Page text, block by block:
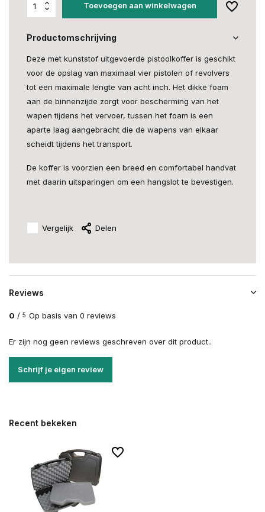
Toevoegen aan winkelwagen
Productomschrijving
Deze met kunststof uitgevoerde pistoolkoffer is geschikt
voor de opslag van maximaal vier pistolen of revolvers
tot een maximale lengte van acht inch. Het dikke foam
aan de binnenzijde zorgt voor bescherming van het
wapen tijdens het vervoer, tussen het foam is een
aparte laag aangebracht die de wapens van elkaar
scheidt tijdens het transport.
De koffer is voorzien een breed en comfortabel handvat
met daarin uitsparingen om een hangslot te bevestigen.
Vergelijk Delen
Reviews
0 / 5 Op basis van 0 reviews
Er zijn nog geen reviews geschreven over dit product..
Schrijf je eigen review
Recent bekeken